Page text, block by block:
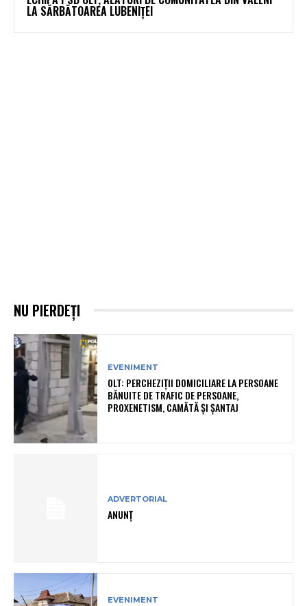
LA SĂRBĂTOAREA LUBENIȚEI
NU PIERDEȚI
EVENIMENT
OLT: PERCHEZIŢII DOMICILIARE LA PERSOANE
BĂNUITE DE TRAFIC DE PERSOANE,
PROXENETISM, CAMĂTĂ ŞI ŞANTAJ
ADVERTORIAL
ANUNȚ
EVENIMENT